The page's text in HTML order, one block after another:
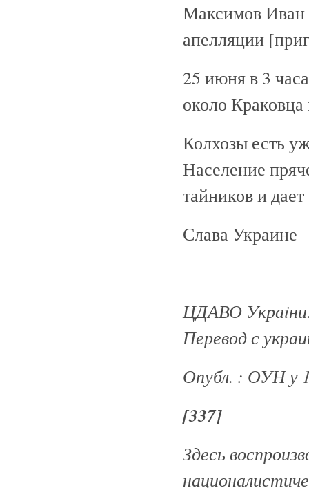
Максимов Иван
апелляции
25 июня в 3
около
Колхозы есть
Население
тайников и
Слава Украине
ЦДАВО Укра
Перевод с
Опубл. : ОУН у
[337]
Здесь